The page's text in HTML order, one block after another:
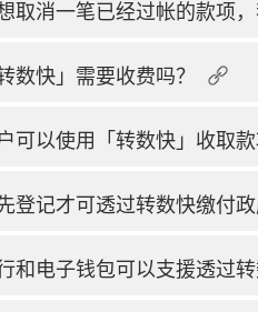
取消一笔已经过帐的款项，
数快」需要收费吗？
可以使用「转数快」收取款
登记才可透过转数快缴付政
和电子钱包可以支援透过